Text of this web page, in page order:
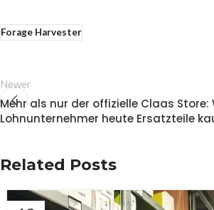
Forage Harvester
Newer
Mehr als nur der offizielle Claas Store:
Lohnunternehmer heute Ersatzteile
Related Posts